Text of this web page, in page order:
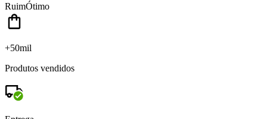
RuimÓtimo
+50mil
Produtos vendidos